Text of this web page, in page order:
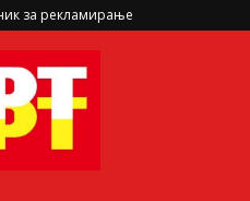
за рекламирање